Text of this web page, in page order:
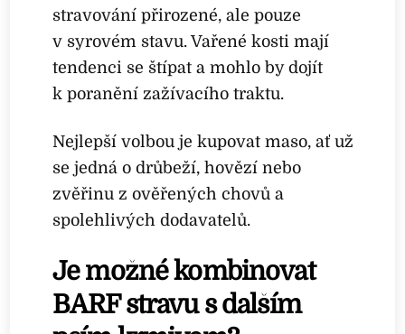
stravování přirozené, ale pouze
v syrovém stavu. Vařené kosti mají
tendenci se štípat a mohlo by dojít
k poranění zažívacího traktu.
Nejlepší volbou je kupovat maso, ať už
se jedná o drůbeží, hovězí nebo
zvěřinu z ověřených chovů a
spolehlivých dodavatelů.
Je možné kombinovat
BARF stravu s dalším